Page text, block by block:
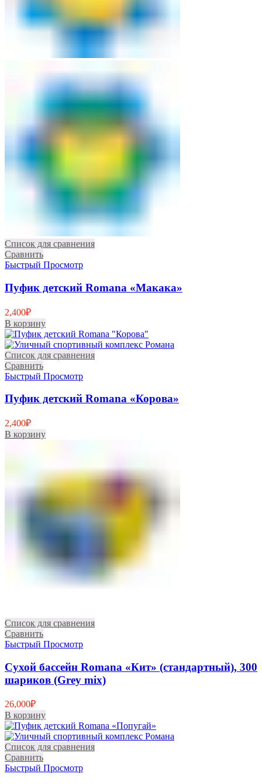
Список для сравнения
Сравнить
Быстрый Просмотр
Пуфик детский Romana «Макака»
2,400₽
В корзину
Список для сравнения
Сравнить
Быстрый Просмотр
Пуфик детский Romana «Корова»
2,400₽
В корзину
Список для сравнения
Сравнить
Быстрый Просмотр
Сухой бассейн Romana «Кит» (стандартный), 300
шариков (Grey mix)
26,000₽
В корзину
Список для сравнения
Сравнить
Быстрый Просмотр